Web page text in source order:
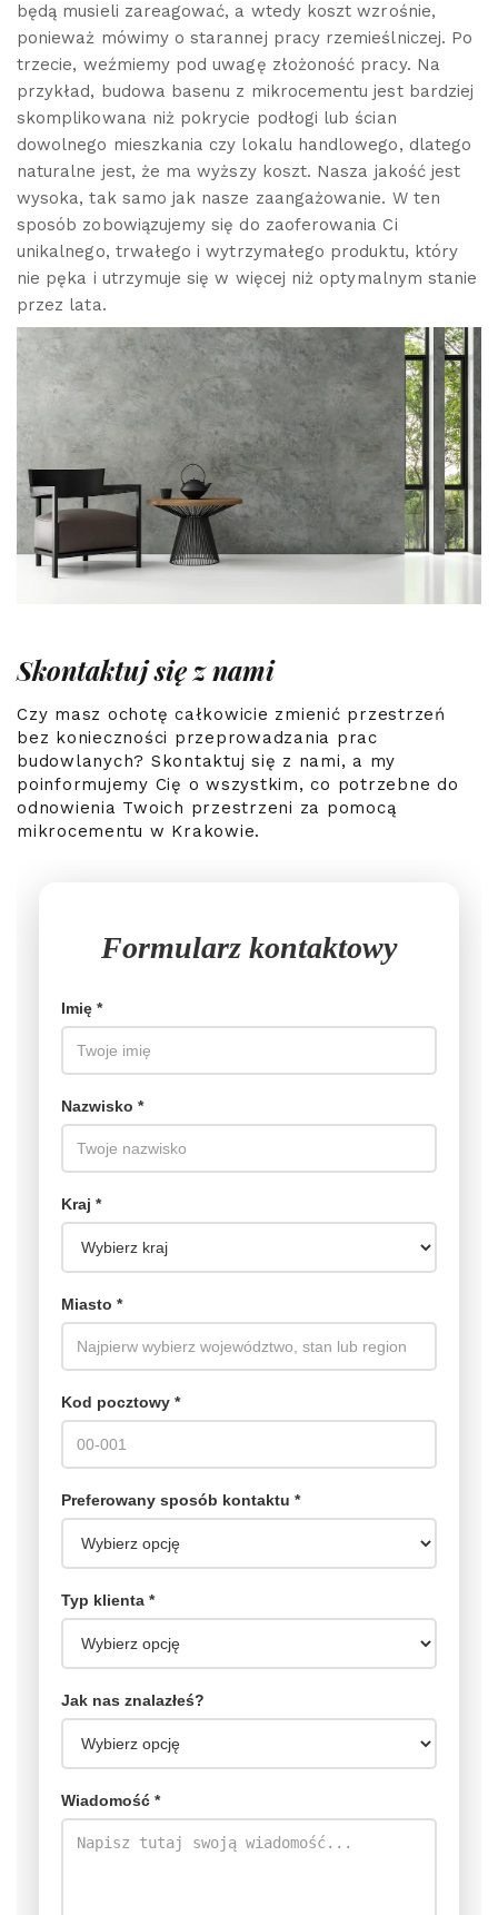
będą musieli zareagować, a wtedy koszt wzrośnie,
ponieważ mówimy o starannej pracy rzemieślniczej. Po
trzecie, weźmiemy pod uwagę złożoność pracy. Na
przykład, budowa basenu z mikrocementu jest bardziej
skomplikowana niż pokrycie podłogi lub ścian
dowolnego mieszkania czy lokalu handlowego, dlatego
naturalne jest, że ma wyższy koszt. Nasza jakość jest
wysoka, tak samo jak nasze zaangażowanie. W ten
sposób zobowiązujemy się do zaoferowania Ci
unikalnego, trwałego i wytrzymałego produktu, który
nie pęka i utrzymuje się w więcej niż optymalnym stanie
przez lata.
Skontaktuj się z nami
Czy masz ochotę całkowicie zmienić przestrzeń
bez konieczności przeprowadzania prac
budowlanych? Skontaktuj się z nami, a my
poinformujemy Cię o wszystkim, co potrzebne do
odnowienia Twoich przestrzeni za pomocą
mikrocementu w Krakowie.